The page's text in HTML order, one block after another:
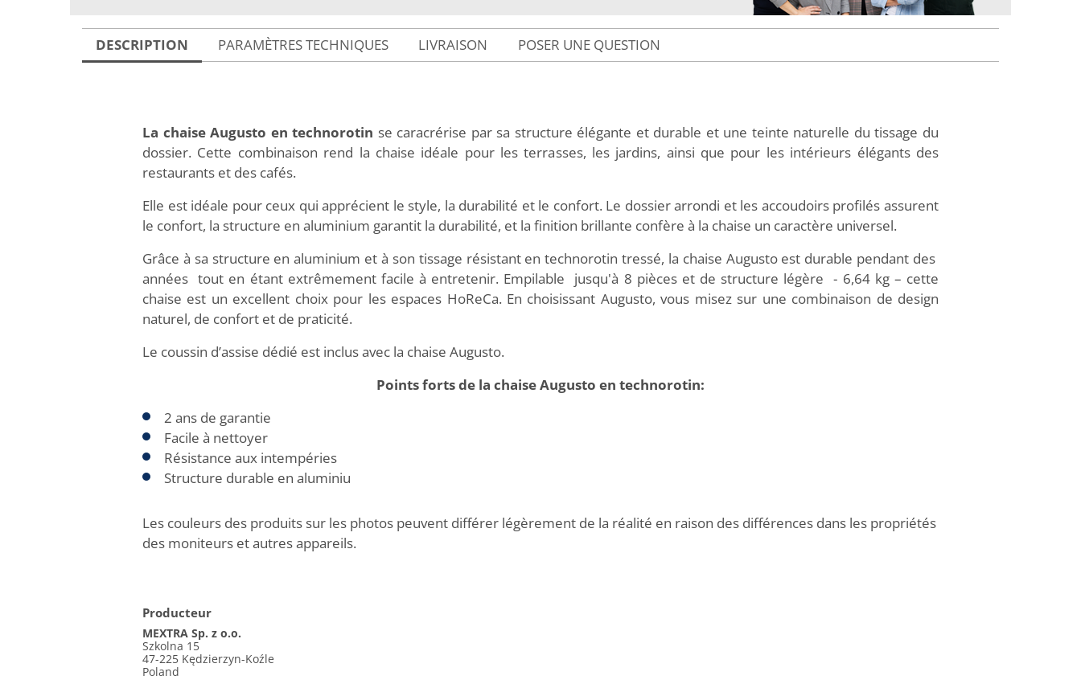
DESCRIPTION PARAMÈTRES TECHNIQUES LIVRAISON POSER UNE QUESTION
La chaise Augusto en technorotin se caracrérise par sa structure élégante et durable et une teinte naturelle du tissage du
dossier. Cette combinaison rend la chaise idéale pour les terrasses, les jardins, ainsi que pour les intérieurs élégants des
restaurants et des cafés.
Elle est idéale pour ceux qui apprécient le style, la durabilité et le confort. Le dossier arrondi et les accoudoirs profilés assurent
le confort, la structure en aluminium garantit la durabilité, et la finition brillante confère à la chaise un caractère universel.
Grâce à sa structure en aluminium et à son tissage résistant en technorotin tressé, la chaise Augusto est durable pendant des
années tout en étant extrêmement facile à entretenir. Empilable jusqu'à 8 pièces et de structure légère - 6,64 kg – cette
chaise est un excellent choix pour les espaces HoReCa. En choisissant Augusto, vous misez sur une combinaison de design
naturel, de confort et de praticité.
Le coussin d’assise dédié est inclus avec la chaise Augusto.
Points forts de la chaise Augusto en technorotin:
2 ans de garantie
Facile à nettoyer
Résistance aux intempéries
Structure durable en aluminiu
Les couleurs des produits sur les photos peuvent différer légèrement de la réalité en raison des différences dans les propriétés
des moniteurs et autres appareils.
Producteur
MEXTRA Sp. z o.o.
Szkolna 15
47-225 Kędzierzyn-Koźle
Poland